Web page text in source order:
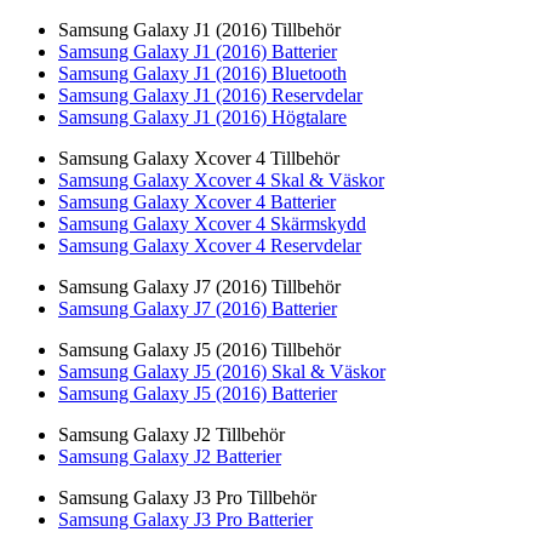
Samsung Galaxy J1 (2016) Tillbehör
Samsung Galaxy J1 (2016) Batterier
Samsung Galaxy J1 (2016) Bluetooth
Samsung Galaxy J1 (2016) Reservdelar
Samsung Galaxy J1 (2016) Högtalare
Samsung Galaxy Xcover 4 Tillbehör
Samsung Galaxy Xcover 4 Skal & Väskor
Samsung Galaxy Xcover 4 Batterier
Samsung Galaxy Xcover 4 Skärmskydd
Samsung Galaxy Xcover 4 Reservdelar
Samsung Galaxy J7 (2016) Tillbehör
Samsung Galaxy J7 (2016) Batterier
Samsung Galaxy J5 (2016) Tillbehör
Samsung Galaxy J5 (2016) Skal & Väskor
Samsung Galaxy J5 (2016) Batterier
Samsung Galaxy J2 Tillbehör
Samsung Galaxy J2 Batterier
Samsung Galaxy J3 Pro Tillbehör
Samsung Galaxy J3 Pro Batterier